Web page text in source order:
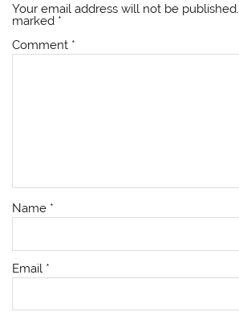
Your email address will not be published.
marked *
Comment *
Name *
Email *